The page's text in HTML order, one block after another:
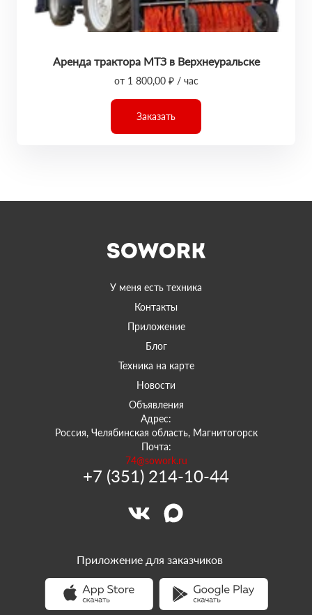
Аренда трактора МТЗ в Верхнеуральске
от 1 800,00 ₽ / час
Заказать
У меня есть техника
Контакты
Приложение
Блог
Техника на карте
Новости
Объявления
Адрес:
Россия, Челябинская область, Магнитогорск
Почта:
74@sowork.ru
+7 (351) 214-10-44
Приложение для заказчиков